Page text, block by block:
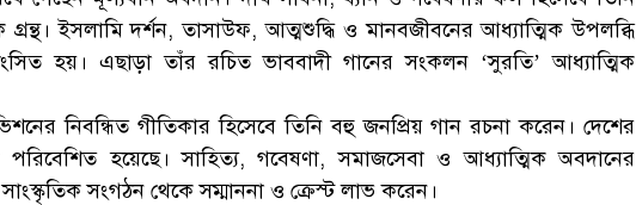
গ্রন্থ। ইসলামি দর্শন, তাসাউফ, আত্মশুদ্ধি ও মানবজীবনের আধ্যাত্মিক উপলব্ধি
হয়। এছাড়া তাঁর রচিত ভাববাদী গানের সংকলন ‘সুরতি’ আধ্যাত্মিক
নিবন্ধিত গীতিকার হিসেবে তিনি বহু জনপ্রিয় গান রচনা করেন। দেশের
পরিবেশিত হয়েছে। সাহিত্য, গবেষণা, সমাজসেবা ও আধ্যাত্মিক অবদানের
সংগঠন থেকে সম্মাননা ও ক্রেস্ট লাভ করেন।